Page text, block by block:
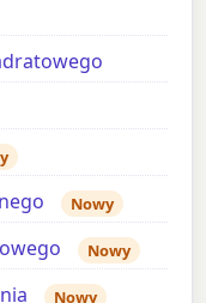
Nowy
Nowy
Nowy